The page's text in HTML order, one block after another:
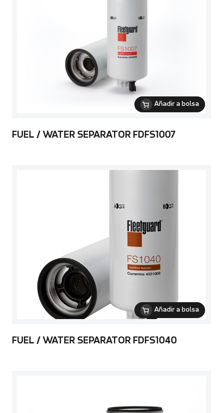
Añadir a bolsa
FUEL / WATER SEPARATOR FDFS1007
Añadir a bolsa
FUEL / WATER SEPARATOR FDFS1040